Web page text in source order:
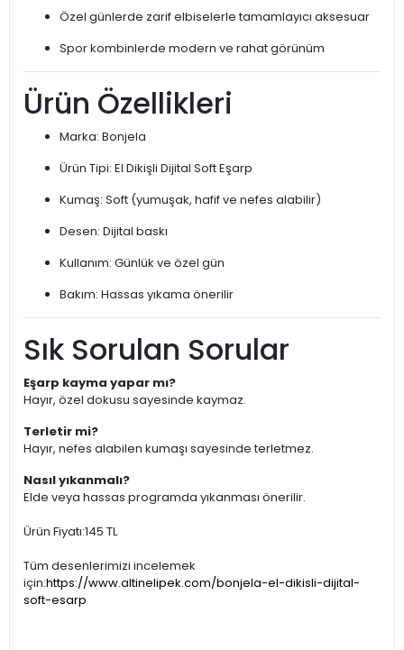
Özel günlerde zarif elbiselerle tamamlayıcı aksesuar
Spor kombinlerde modern ve rahat görünüm
Ürün Özellikleri
Marka: Bonjela
Ürün Tipi: El Dikişli Dijital Soft Eşarp
Kumaş: Soft (yumuşak, hafif ve nefes alabilir)
Desen: Dijital baskı
Kullanım: Günlük ve özel gün
Bakım: Hassas yıkama önerilir
Sık Sorulan Sorular
Eşarp kayma yapar mı?
Hayır, özel dokusu sayesinde kaymaz.
Terletir mi?
Hayır, nefes alabilen kumaşı sayesinde terletmez.
Nasıl yıkanmalı?
Elde veya hassas programda yıkanması önerilir.
Ürün Fiyatı:145 TL
Tüm desenlerimizi incelemek
için:https://www.altinelipek.com/bonjela-el-dikisli-dijital-
soft-esarp